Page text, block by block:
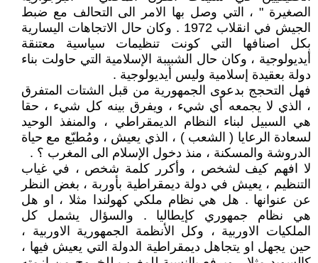
الصغيرة " ، التي وصل بها الامر الى التحالف مع ضبط
الجيش في انقلاب 1972 . وكان حال الاتجاهات اليسارية
بكل اصنافها التي كونت تنظيمات سياسية معتنقة
أيديولوجية ، وكان حال الشبيبة الإسلامية التي حاولت بناء
دولة بعقيدة إسلامية وليس أيديولوجية .
فهل التحجج بدعوى الجمهورية من قبل الشتات المتفرق
، الذي لا يجمعه أي شيء ، ويفرق بينه كل شيء ، حقا
هي السبيل لبناء النظام الديمقراطي ، والمنفذ الوحيد
لسعادة الرعايا ( الشعب ) ، الذي يعيش ، ومُطبّع مع حياة
الدروشة والمسكنة ، منذ دخول الإسلام الى المغرب ؟ .
لا افهم كيف لشخص ، وأكرر كلمة شخص ، في غياب
التنظيم ، يعيش في دولة ديمقراطية بأوربة ، بغض النظر
عن عنوانها . هل هي نظام ملكي كهولندا مثلا ، او هل
هي نظام جمهوري كإيطاليا . والسؤال يشمل كل
الملكيات الاوربية ، وكل الأنظمة الجمهورية الاوربية ،
حين يجهل او يتجاهل ديمقراطية الدولة التي يعيش فيها ،